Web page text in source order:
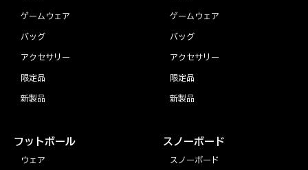
ゲームウェア
バッグ
アクセサリー
限定品
新製品
ゲームウェア
バッグ
アクセサリー
限定品
新製品
フットボール
ウェア
スノーボード
スノーボード